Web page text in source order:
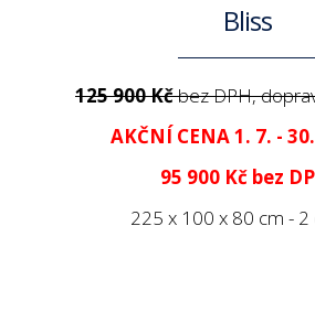
Bliss
125 900 Kčbez DPH,
AKČNÍ CENA 1. 7. -
95 900 Kč bez
225 x 100 x 80 cm -